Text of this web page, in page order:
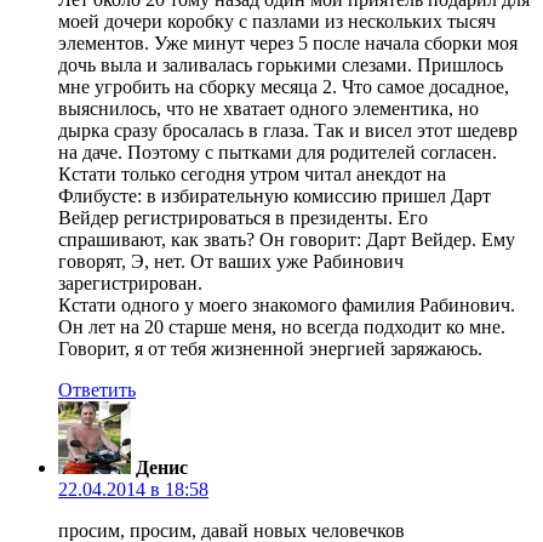
моей дочери коробку с пазлами из нескольких тысяч
элементов. Уже минут через 5 после начала сборки моя
дочь выла и заливалась горькими слезами. Пришлось
мне угробить на сборку месяца 2. Что самое досадное,
выяснилось, что не хватает одного элементика, но
дырка сразу бросалась в глаза. Так и висел этот шедевр
на даче. Поэтому с пытками для родителей согласен.
Кстати только сегодня утром читал анекдот на
Флибусте: в избирательную комиссию пришел Дарт
Вейдер регистрироваться в президенты. Его
спрашивают, как звать? Он говорит: Дарт Вейдер. Ему
говорят, Э, нет. От ваших уже Рабинович
зарегистрирован.
Кстати одного у моего знакомого фамилия Рабинович.
Он лет на 20 старше меня, но всегда подходит ко мне.
Говорит, я от тебя жизненной энергией заряжаюсь.
Ответить
Денис
22.04.2014 в 18:58
просим, просим, давай новых человечков